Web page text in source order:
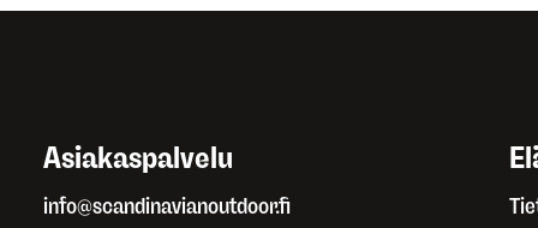
Asiakaspalvelu
info@scandinavianoutdoor.fi